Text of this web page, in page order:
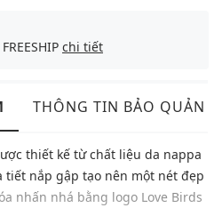
chi tiết
THÔNG TIN BẢO QUẢN
thiết kế từ chất liệu da nappa
tiết nắp gập tạo nên một nét đẹp
nhấn nhá bằng logo Love Birds